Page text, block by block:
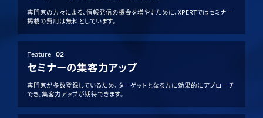
専門家の方々による、情報発信の機会を増やすために、XPERTではセミナー
掲載の費用は無料としています。
Feature 02
セミナーの集客力アップ
専門家が多数登録しているため、ターゲットとなる方に効果的にアプローチ
でき、集客力アップが期待できます。